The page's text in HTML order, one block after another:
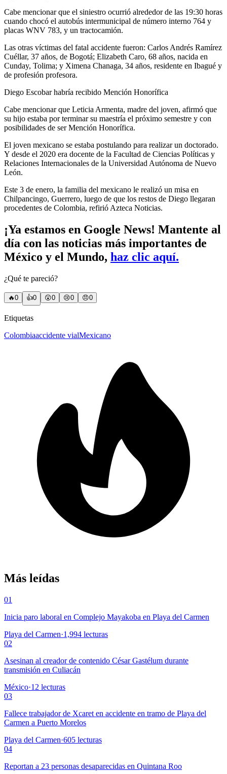
Cabe mencionar que el siniestro ocurrió alrededor de las 19:30 horas
cuando chocó el autobús intermunicipal de número interno 764 y
placas WNV 783, y un tractocamión.
Las otras víctimas del fatal accidente fueron: Carlos Andrés Ramírez
Cuéllar, 37 años, de Bogotá; Elizabeth Caro, 68 años, nacida en
Cunday, Tolima; y Ximena Chanaga, 34 años, residente en Ibagué y
de profesión profesora.
Diego Escobar habría recibido Mención Honorífica
Cabe mencionar que Leticia Armenta, madre del joven, afirmó que
su hijo estaba por terminar su maestría el próximo semestre y con
posibilidades de ser Mención Honorífica.
El joven mexicano se estaba postulando para realizar un doctorado.
Y desde el 2020 era docente de la Facultad de Ciencias Políticas y
Relaciones Internacionales de la Universidad Autónoma de Nuevo
León.
Este 3 de enero, la familia del mexicano le realizó un misa en
Chilpancingo, Guerrero, luego de que los restos de Diego llegaran
procedentes de Colombia, refirió Azteca Noticias.
¡Ya estamos en Google News! Mantente al
día con las noticias más importantes de
México y el Mundo, haz clic aquí.
¿Qué te pareció?
🔥0 👍0 😲0 😢0 😠0
Etiquetas
Colombiaaccidente vialMexicano
Más leídas
01
Inicia paro laboral en Complejo Mayakoba en Playa del Carmen
Playa del Carmen·1,994 lecturas
02
Asesinan al creador de contenido César Gastélum durante
transmisión en Culiacán
México·12 lecturas
03
Fallece trabajador de Xcaret en accidente en tramo de Playa del
Carmen a Puerto Morelos
Playa del Carmen·605 lecturas
04
Reportan a 23 personas desaparecidas en Quintana Roo